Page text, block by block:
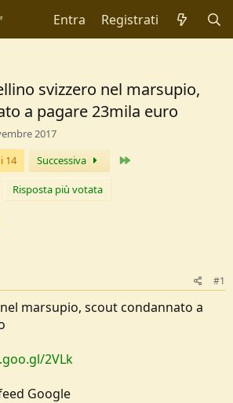
Entra Registrati
svizzero nel marsupio,
a pagare 23mila euro
2017
14
Successiva
Risposta più votata
#1
marsupio, scout condannato a
2VLk
Google